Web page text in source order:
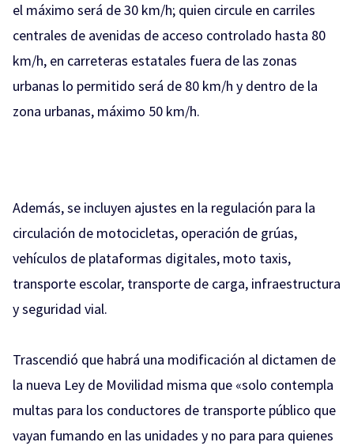
el máximo será de 30 km/h; quien circule en carriles
centrales de avenidas de acceso controlado hasta 80
km/h, en carreteras estatales fuera de las zonas
urbanas lo permitido será de 80 km/h y dentro de la
zona urbanas, máximo 50 km/h.
Además, se incluyen ajustes en la regulación para la
circulación de motocicletas, operación de grúas,
vehículos de plataformas digitales, moto taxis,
transporte escolar, transporte de carga, infraestructura
y seguridad vial.
Trascendió que habrá una modificación al dictamen de
la nueva Ley de Movilidad misma que «solo contempla
multas para los conductores de transporte público que
vayan fumando en las unidades y no para para quienes